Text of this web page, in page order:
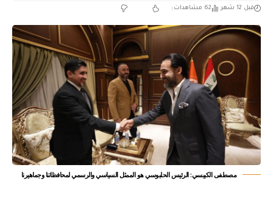
قبل 12 شهر 62 مشاهدات
مصطفى الكبيسي: الرئيس الحلبوسي هو الممثل السياسي والرسمي لمحافظاتنا وجماهيرنا